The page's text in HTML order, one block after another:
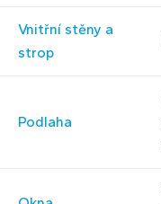
Vnitřní stěny a
strop
Podlaha